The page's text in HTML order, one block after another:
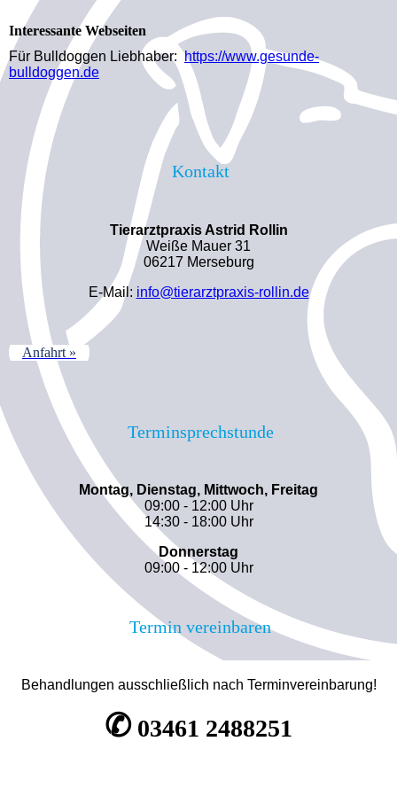
Interessante Webseiten
Für Bulldoggen Liebhaber:https://www.gesunde-
bulldoggen.de
Kontakt
Tierarztpraxis Astrid Rollin
Weiße Mauer 31
06217 Merseburg
E-Mail: info@tierarztpraxis-rollin.de
Anfahrt »
Terminsprechstunde
Montag, Dienstag, Mittwoch, Freitag
09:00 - 12:00 Uhr
14:30 - 18:00 Uhr
Donnerstag
09:00 - 12:00 Uhr
Termin vereinbaren
Behandlungen ausschließlich nach Terminvereinbarung!
✆03461 2488251